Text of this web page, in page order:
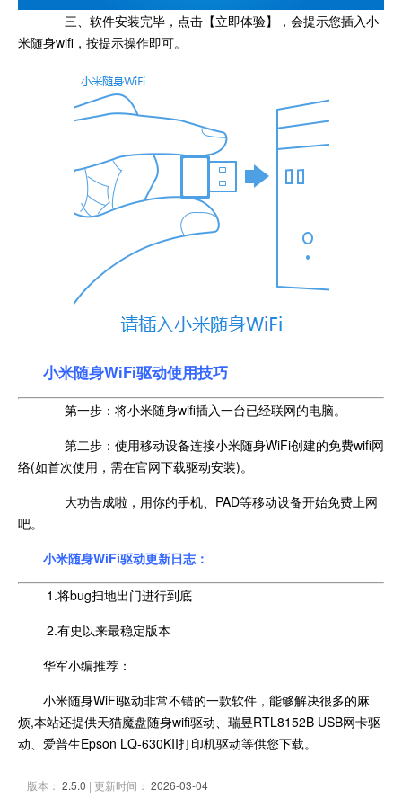
三、软件安装完毕，点击【立即体验】，会提示您插入小
米随身wifi，按提示操作即可。
小米随身WiFi驱动使用技巧
第一步：将小米随身wifi插入一台已经联网的电脑。
第二步：使用移动设备连接小米随身WiFi创建的免费wifi网
络(如首次使用，需在官网下载驱动安装)。
大功告成啦，用你的手机、PAD等移动设备开始免费上网
吧。
小米随身WiFi驱动更新日志：
1.将bug扫地出门进行到底
2.有史以来最稳定版本
华军小编推荐：
小米随身WiFi驱动非常不错的一款软件，能够解决很多的麻
烦,本站还提供天猫魔盘随身wifi驱动、瑞昱RTL8152B USB网卡驱
动、爱普生Epson LQ-630KII打印机驱动等供您下载。
版本： 2.5.0 | 更新时间： 2026-03-04